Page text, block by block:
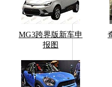
MG3跨界版新车申
报图